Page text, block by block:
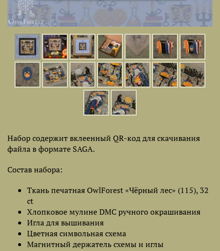
Набор содержит вклеенный QR-код для скачивания
файла в формате SAGA.
Состав набора:
Ткань печатная OwlForest «Чёрный лес» (115), 32
ct
Хлопковое мулине DMC ручного окрашивания
Игла для вышивания
Цветная символьная схема
Магнитный держатель схемы и иглы